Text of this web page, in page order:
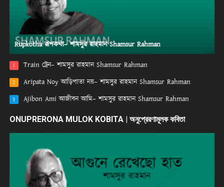
Rupkotha রূপকথা– শামসুর রাহমান Shamsur Rahman
1 Train ট্রেন– শামসুর রাহমান Shamsur Rahman
2 Aripata Noy আড়িপাতা নয়– শামসুর রাহমান Shamsur Rahman
3 Ajibon Ami আজীবন আমি– শামসুর রাহমান Shamsur Rahman
ONUPRERONA MULOK KOBITA | অনুপ্রেরণামূলক কবিতা